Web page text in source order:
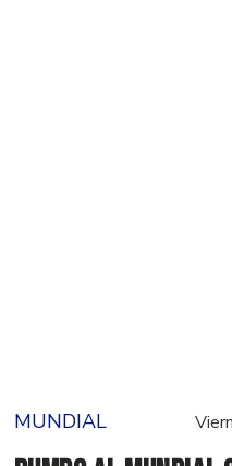
MUNDIAL